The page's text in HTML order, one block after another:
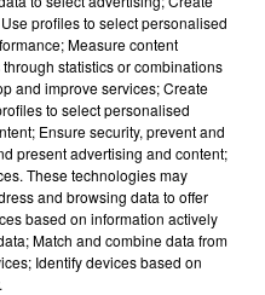
profiles to select personalised
Measure content
statistics or combinations
and improve services; Create
to select personalised
Ensure security, prevent and
present advertising and content;
These technologies may
and browsing data to offer
based on information actively
Match and combine data from
Identify devices based on